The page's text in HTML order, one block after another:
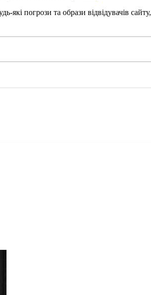
погрози та образи відвідувачів